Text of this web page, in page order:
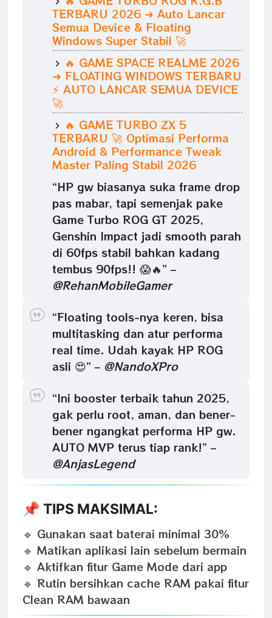
TERBARU 2026 ➜ Auto Lancar
Semua Device & Floating
Windows Super Stabil 🚀
🔥 GAME SPACE REALME 2026
➜ FLOATING WINDOWS TERBARU
⚡ AUTO LANCAR SEMUA DEVICE
🚀
🔥 GAME TURBO ZX 5
TERBARU 🚀 Optimasi Performa
Android & Performance Tweak
Master Paling Stabil 2026
“HP gw biasanya suka frame drop
pas mabar, tapi semenjak pake
Game Turbo ROG GT 2025,
Genshin Impact jadi smooth parah
di 60fps stabil bahkan kadang
tembus 90fps!! 😱🔥” –
@RehanMobileGamer
“Floating tools-nya keren, bisa
multitasking dan atur performa
real time. Udah kayak HP ROG
asli 😍” – @NandoXPro
“Ini booster terbaik tahun 2025,
gak perlu root, aman, dan bener-
bener ngangkat performa HP gw.
AUTO MVP terus tiap rank!” –
@AnjasLegend
📌 TIPS MAKSIMAL:
🔹 Gunakan saat baterai minimal 30%
🔹 Matikan aplikasi lain sebelum bermain
🔹 Aktifkan fitur Game Mode dari app
🔹 Rutin bersihkan cache RAM pakai fitur
Clean RAM bawaan